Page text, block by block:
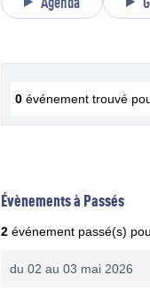
0 événement trouvé
Évènements à Passés
2 événement passé(s)
du 02 au 03 mai 2026